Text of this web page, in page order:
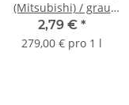
(Mitsubishi) / grau
seidenmatt 10 ml
2,79 € *
279,00 € pro 1 l